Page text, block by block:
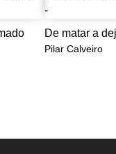
De matar a
Pilar Calveiro